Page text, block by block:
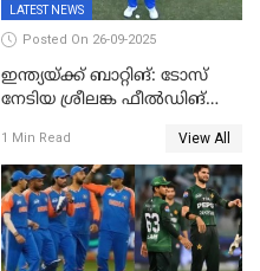
LATEST NEWS
Posted On 26-09-2025
ഇന്ത്യയ്ക്ക് ബാറ്റിങ്: ടോസ്
നേടിയ ശ്രീലങ്ക ഫീൽഡിങ്
1 Min Read View All